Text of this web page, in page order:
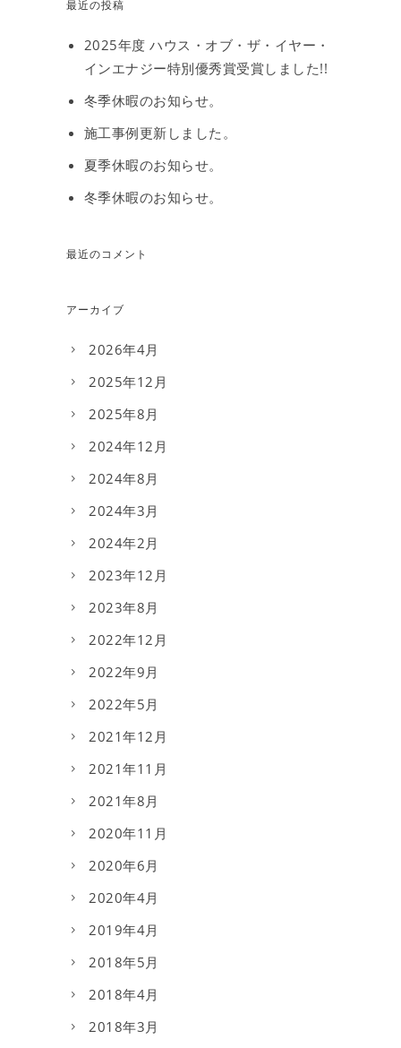
最近の投稿
2025年度 ハウス・オブ・ザ・イヤー・
インエナジー特別優秀賞受賞しました!!
冬季休暇のお知らせ。
施工事例更新しました。
夏季休暇のお知らせ。
冬季休暇のお知らせ。
最近のコメント
アーカイブ
2026年4月
2025年12月
2025年8月
2024年12月
2024年8月
2024年3月
2024年2月
2023年12月
2023年8月
2022年12月
2022年9月
2022年5月
2021年12月
2021年11月
2021年8月
2020年11月
2020年6月
2020年4月
2019年4月
2018年5月
2018年4月
2018年3月